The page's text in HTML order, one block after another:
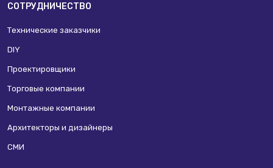
СОТРУДНИЧЕСТВО
Технические заказчики
DIY
Проектировщики
Торговые компании
Монтажные компании
Архитекторы и дизайнеры
СМИ